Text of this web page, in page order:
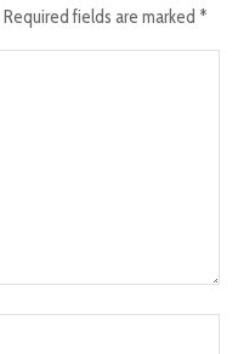
Required fields are marked *